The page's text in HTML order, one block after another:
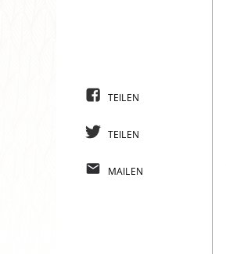
TEILEN
TEILEN
MAILEN